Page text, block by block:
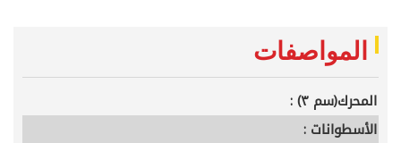
المواصفات
المحرك(سم ٣) :
الأسطوانات :